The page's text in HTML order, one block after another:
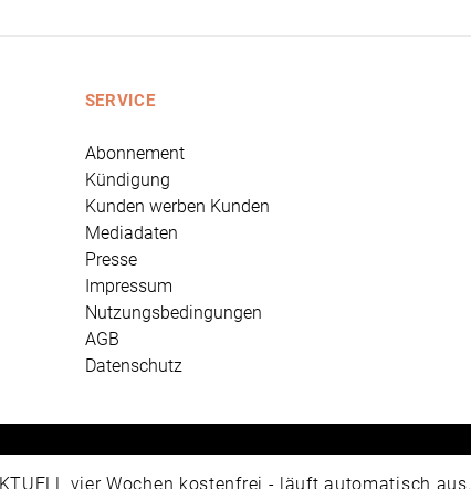
SERVICE
Abonnement
Kündigung
Kunden werben Kunden
Mediadaten
Presse
Impressum
Nutzungsbedingungen
AGB
Datenschutz
vier Wochen kostenfrei - läuft automatisch aus.